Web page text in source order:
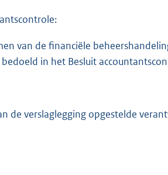
van de financiële
in het Besluit
de verslaglegging opgestelde